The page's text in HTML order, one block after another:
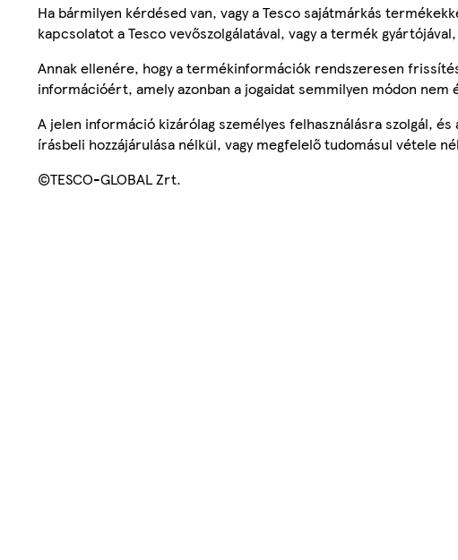
Ha bármilyen kérdésed van, vagy a Tesco sajátmárkás
kapcsolatot a Tesco vevőszolgálatával, vagy a termék
Annak ellenére, hogy a termékinformációk rendszeresen
információért, amely azonban a jogaidat semmilyen módon nem
A jelen információ kizárólag személyes felhasználásra szolgál,
írásbeli hozzájárulása nélkül, vagy megfelelő tudomásul vétele
©TESCO-GLOBAL Zrt.